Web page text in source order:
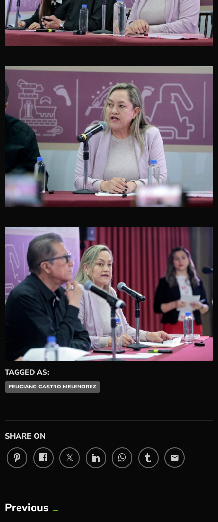
TAGGED AS:
FELICIANO CASTRO MELENDREZ
SHARE ON
email
Previous